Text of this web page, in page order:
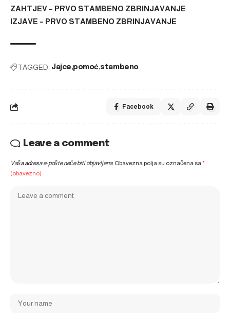
ZAHTJEV – PRVO STAMBENO ZBRINJAVANJE
IZJAVE – PRVO STAMBENO ZBRINJAVANJE
TAGGED: Jajce pomoć stambeno
Facebook
Leave a comment
Vaša adresa e-pošte neće biti objavljena. Obavezna polja su označena sa*
(obavezno)